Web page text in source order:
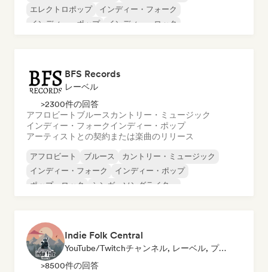
エレクトロポップ
インディー・フォーク
インディー・ポップ
インディー・ロック
BFS Records
レーベル
>2300件の回答
アフロビート ブルース カントリー・ミュージック
インディー・フォークインディー・ポップ
アーティストとの契約または楽曲のリリース
アフロビート ブルース
カントリー・ミュージック
インディー・フォーク
インディー・ポップ
ポップ・ロック
シンガーソングライター
Indie Folk Central
YouTube/Twitchチャンネル, レーベル, プレイリスト・キュレーター, ラジオ局
>8500件の回答